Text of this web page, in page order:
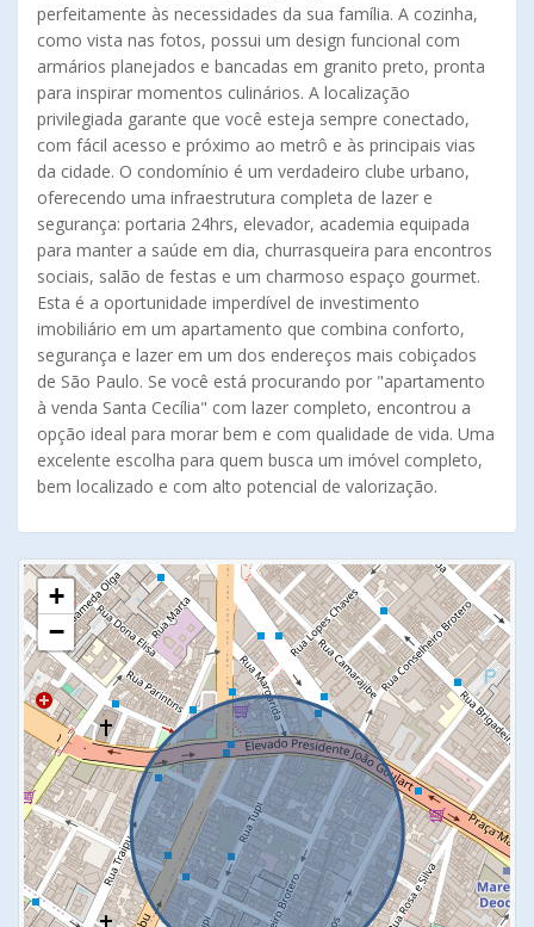
perfeitamente às necessidades da sua família. A cozinha,
como vista nas fotos, possui um design funcional com
armários planejados e bancadas em granito preto, pronta
para inspirar momentos culinários. A localização
privilegiada garante que você esteja sempre conectado,
com fácil acesso e próximo ao metrô e às principais vias
da cidade. O condomínio é um verdadeiro clube urbano,
oferecendo uma infraestrutura completa de lazer e
segurança: portaria 24hrs, elevador, academia equipada
para manter a saúde em dia, churrasqueira para encontros
sociais, salão de festas e um charmoso espaço gourmet.
Esta é a oportunidade imperdível de investimento
imobiliário em um apartamento que combina conforto,
segurança e lazer em um dos endereços mais cobiçados
de São Paulo. Se você está procurando por "apartamento
à venda Santa Cecília" com lazer completo, encontrou a
opção ideal para morar bem e com qualidade de vida. Uma
excelente escolha para quem busca um imóvel completo,
bem localizado e com alto potencial de valorização.
+
−